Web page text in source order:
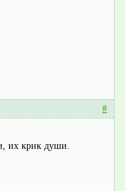
#
их крик души.